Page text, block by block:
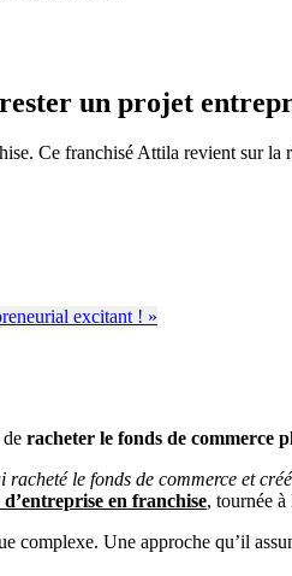
un projet
Ce franchisé Attila revient sur
racheter le fonds de commerce
le fonds de commerce et
en franchise, tournée
complexe. Une approche qu’il